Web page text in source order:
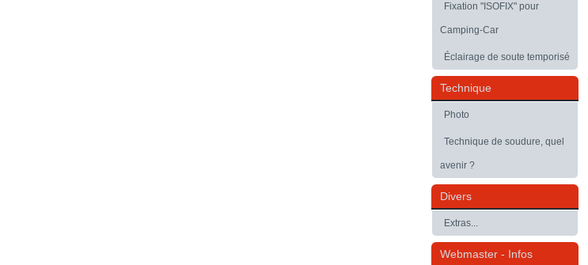
Fixation "ISOFIX" pour
Camping-Car
Éclairage de soute temporisé
Technique
Photo
Technique de soudure, quel
avenir ?
Divers
Extras...
Webmaster - Infos